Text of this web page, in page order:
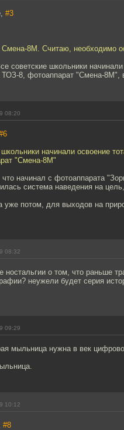
#3
8М. Считаю, необходимо
советские школьники
ТОЗ-8, фотоаппарат "Смена-8М",
08:20
начинали освоение
"Смена-8М"
начинал с фотоаппарата
система наведения на
потом, для выходов на
08:32
ностальгии о том, что раньше
неужели будет серия
09:29
мыльница нужна в век
10:12
#8